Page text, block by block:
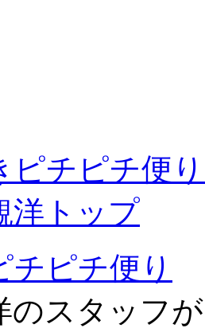
ピチピチ便
洋トップ
チピチ便り
のスタッフ